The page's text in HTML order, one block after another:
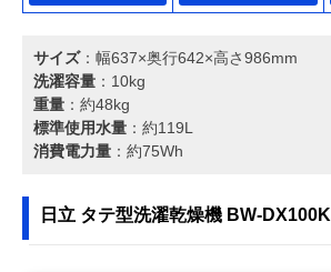
サイズ：幅637×奥行642×高さ986mm
洗濯容量 ：10kg
重量 ：約48kg
標準使用水量 ：約119L
消費電力量 ：約75Wh
日立 タテ型洗濯乾燥機 BW-DX100K